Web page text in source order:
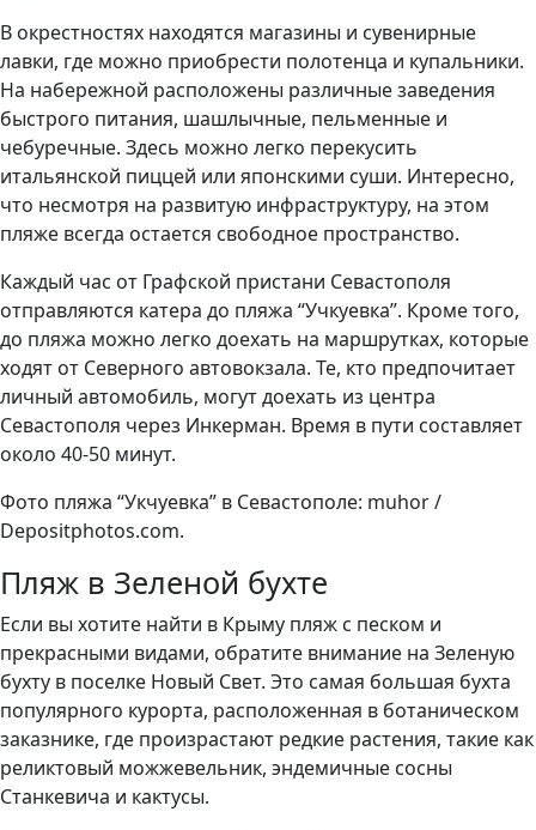
В окрестностях находятся магазины и сувенирные
лавки, где можно приобрести полотенца и купальники.
На набережной расположены различные заведения
быстрого питания, шашлычные, пельменные и
чебуречные. Здесь можно легко перекусить
итальянской пиццей или японскими суши. Интересно,
что несмотря на развитую инфраструктуру, на этом
пляже всегда остается свободное пространство.
Каждый час от Графской пристани Севастополя
отправляются катера до пляжа “Учкуевка”. Кроме того,
до пляжа можно легко доехать на маршрутках, которые
ходят от Северного автовокзала. Те, кто предпочитает
личный автомобиль, могут доехать из центра
Севастополя через Инкерман. Время в пути составляет
около 40-50 минут.
Фото пляжа “Укчуевка” в Севастополе: muhor /
Depositphotos.com.
Пляж в Зеленой бухте
Если вы хотите найти в Крыму пляж с песком и
прекрасными видами, обратите внимание на Зеленую
бухту в поселке Новый Свет. Это самая большая бухта
популярного курорта, расположенная в ботаническом
заказнике, где произрастают редкие растения, такие как
реликтовый можжевельник, эндемичные сосны
Станкевича и кактусы.